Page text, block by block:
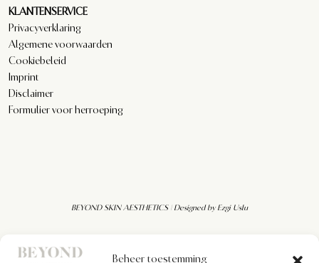
Beheer toestemming
KLANTENSERVICE
Privacyverklaring
Algemene voorwaarden
Cookiebeleid
Imprint
Disclaimer
Formulier voor herroeping
BEYOND SKIN AESTHETICS | Designed byEzgi Uslu